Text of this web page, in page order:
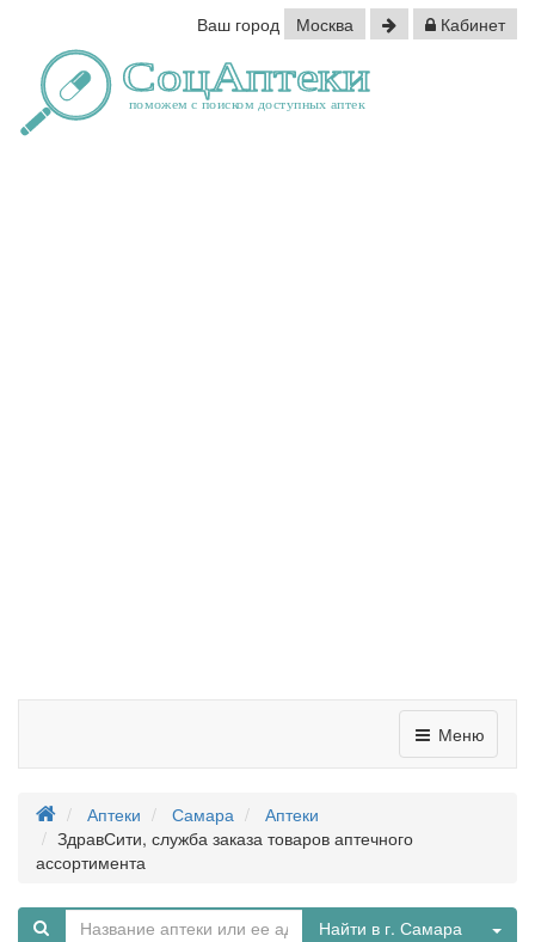
Ваш город Москва Кабинет
Меню
Аптеки Самара
Аптеки
ЗдравСити, служба заказа товаров аптечного
ассортимента
Найти в г. Самара